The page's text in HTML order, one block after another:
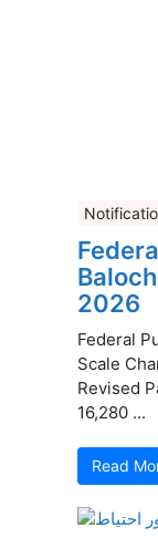
2026
Federal
Scale
Revised
16,280 ...
Read